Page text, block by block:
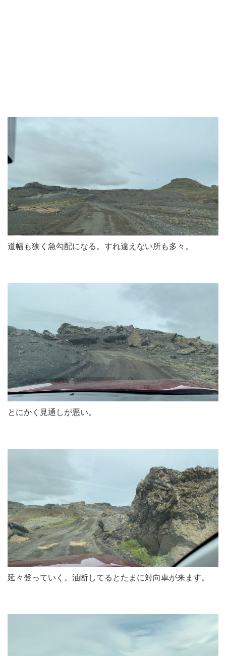
道幅も狭く急勾配になる。すれ違えない所も多々。
とにかく見通しが悪い。
延々登っていく。油断してるとたまに対向車が来ます。